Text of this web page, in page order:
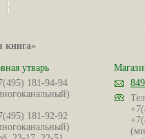
книга»
утварь
181-94-94
181-92-92